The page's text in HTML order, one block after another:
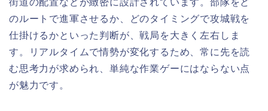
のルートで進軍させるか、どのタイミングで攻城戦を
仕掛けるかといった判断が、戦局を大きく左右しま
す。リアルタイムで情勢が変化するため、常に先を読
む思考力が求められ、単純な作業ゲーにはならない点
が魅力です。